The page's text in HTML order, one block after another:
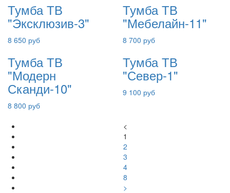
Тумба ТВ
"Эксклюзив-3"
8 650 руб
Тумба ТВ
"Мебелайн-11"
8 700 руб
Тумба ТВ
"Модерн
Сканди-10"
8 800 руб
Тумба ТВ
"Север-1"
9 100 руб
<
1
2
3
4
8
>